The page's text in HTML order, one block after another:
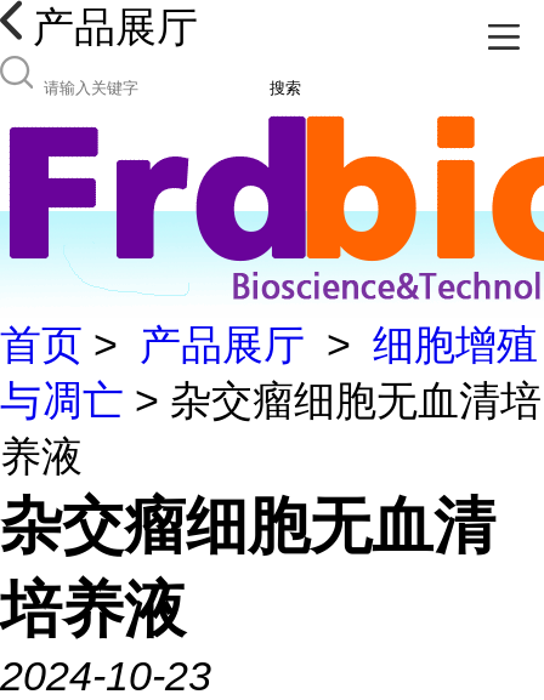
产品展厅
搜索
首页 > 产品展厅 > 细胞增殖
与凋亡 > 杂交瘤细胞无血清培
养液
杂交瘤细胞无血清
培养液
2024-10-23